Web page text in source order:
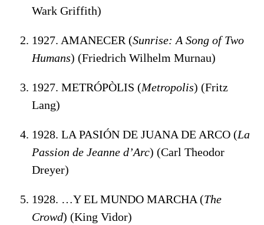
Wark Griffith)
1927. AMANECER (Sunrise: A Song of Two
Humans) (Friedrich Wilhelm Murnau)
1927. METRÓPÒLIS (Metropolis) (Fritz
Lang)
1928. LA PASIÓN DE JUANA DE ARCO (La
Passion de Jeanne d’Arc) (Carl Theodor
Dreyer)
1928. …Y EL MUNDO MARCHA (The
Crowd) (King Vidor)